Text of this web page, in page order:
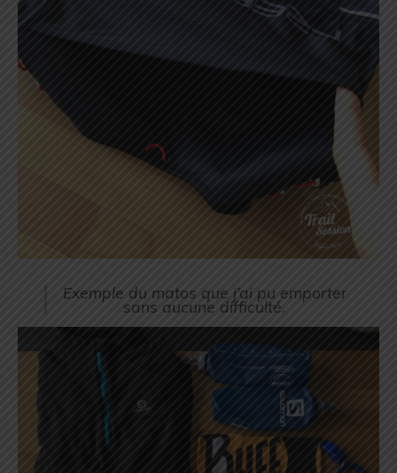
Exemple du matos que j’ai pu emporter
sans aucune difficulté.